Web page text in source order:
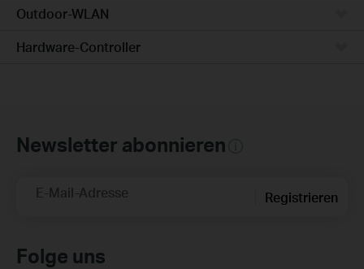
Outdoor-WLAN
Hardware-Controller
Newsletter abonnieren
E-Mail-Adresse Registrieren
Folge uns